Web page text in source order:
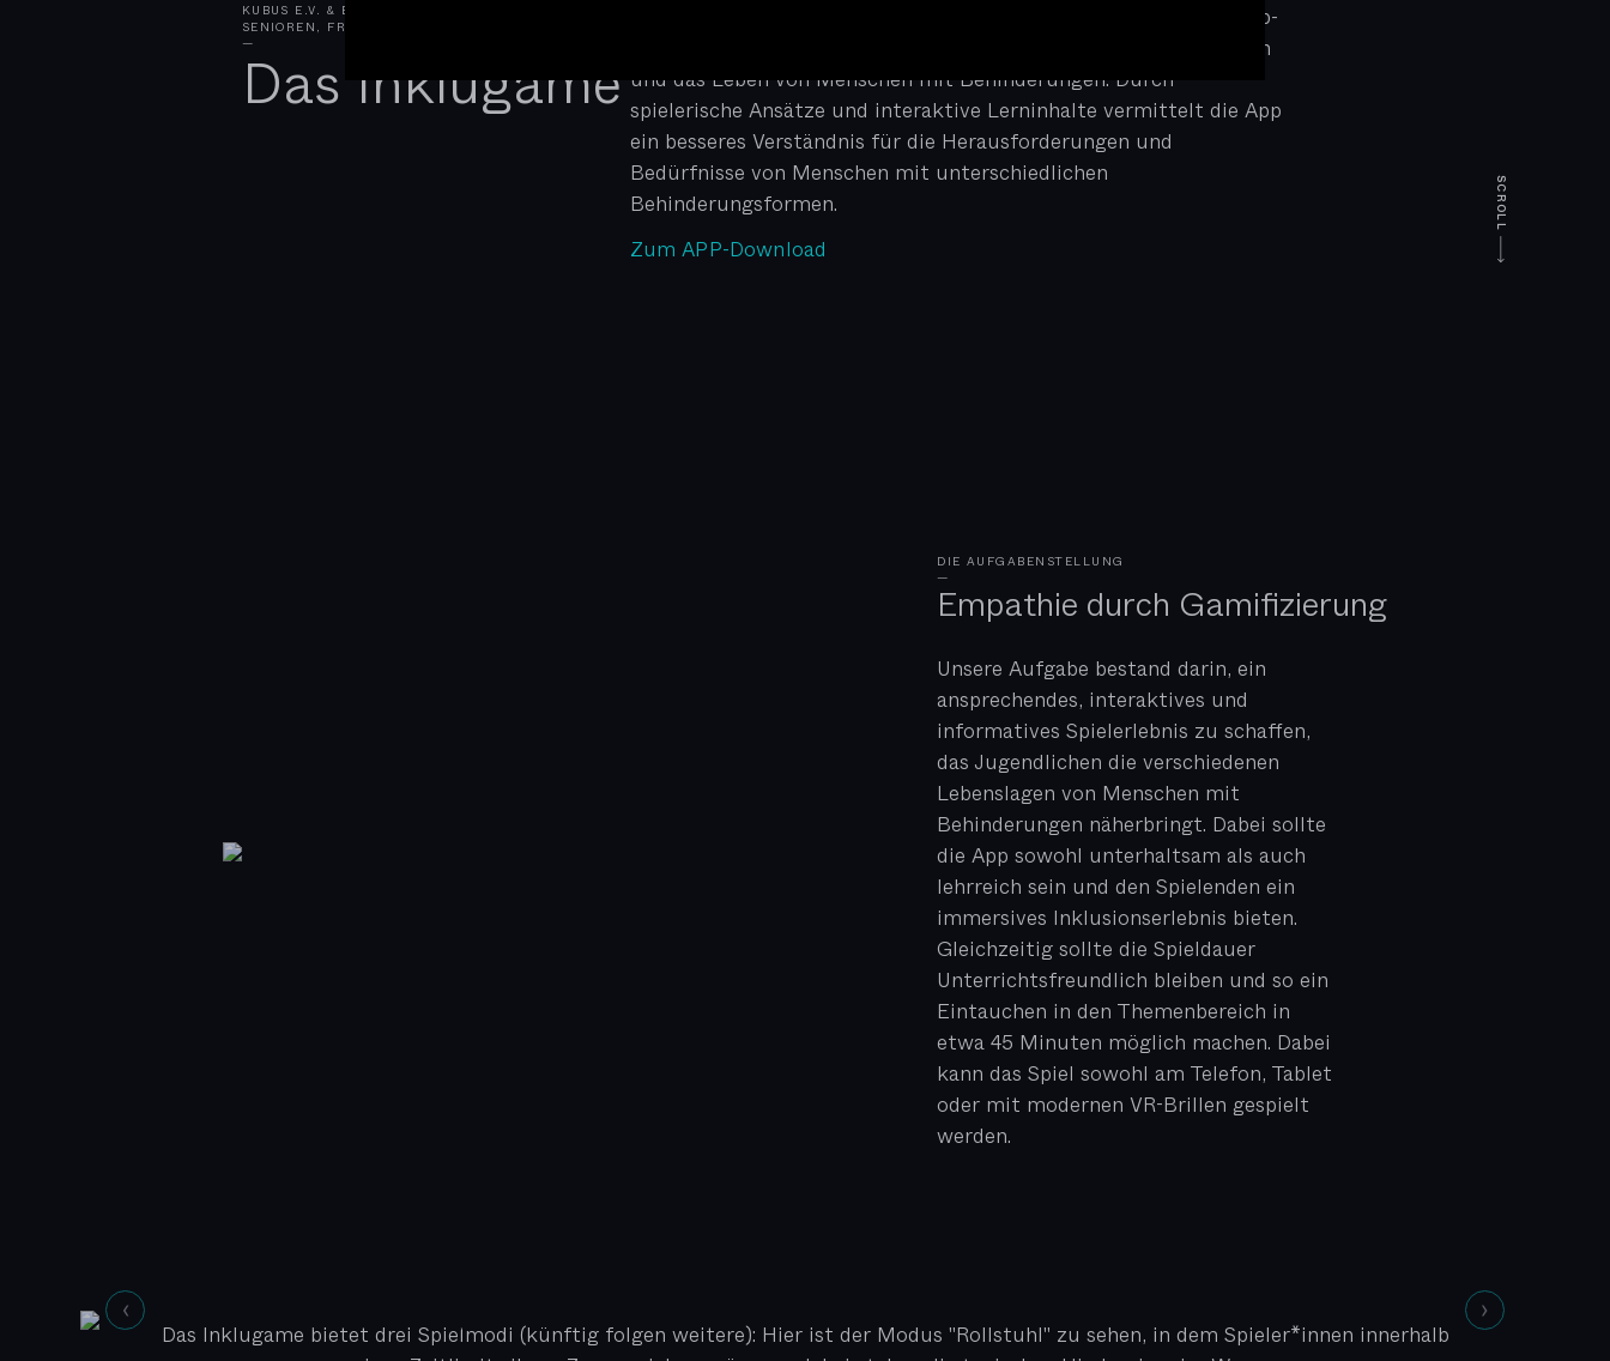
SCROLL 🡒
KUBUS E.V. & BUNDESMINISTERIUM FÜR FAMILIE,
SENIOREN, FRAUEN UND JUGEND
—Das Inklugame
Das "Inklugame" ist ein von Kubus e.V. und b.ReX entwickeltes App-
basiertes Spiel zur Sensibilisierung von Jugendlichen für Inklusion
und das Leben von Menschen mit Behinderungen. Durch
spielerische Ansätze und interaktive Lerninhalte vermittelt die App
ein besseres Verständnis für die Herausforderungen und
Bedürfnisse von Menschen mit unterschiedlichen
Behinderungsformen.
Zum APP-Download
DIE AUFGABENSTELLUNG
—
Empathie durch Gamifizierung
Unsere Aufgabe bestand darin, ein
ansprechendes, interaktives und
informatives Spielerlebnis zu schaffen,
das Jugendlichen die verschiedenen
Lebenslagen von Menschen mit
Behinderungen näherbringt. Dabei sollte
die App sowohl unterhaltsam als auch
lehrreich sein und den Spielenden ein
immersives Inklusionserlebnis bieten.
Gleichzeitig sollte die Spieldauer
Unterrichtsfreundlich bleiben und so ein
Eintauchen in den Themenbereich in
etwa 45 Minuten möglich machen. Dabei
kann das Spiel sowohl am Telefon, Tablet
oder mit modernen VR-Brillen gespielt
werden.
Das Inklugame bietet drei Spielmodi (künftig folgen weitere): Hier ist der Modus "Rollstuhl" zu sehen, in dem Spieler*innen innerhalb